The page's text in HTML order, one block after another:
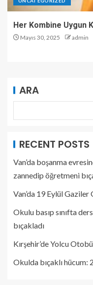
Her Kombine Uygun
Mayıs 30, 2025 admin
ARA
RECENT POSTS
Van’da boşanma
zannedip öğretmeni
Van’da 19 Eylül
Okulu basıp sınıfta
bıçakladı
Kırşehir’de Yolcu
Okulda bıçaklı hücum: